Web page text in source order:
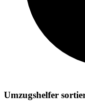
Umzugshelfer